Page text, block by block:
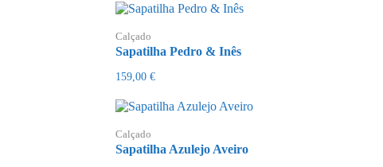
Calçado
Sapatilha Pedro & Inês
159,00 €
Calçado
Sapatilha Azulejo Aveiro